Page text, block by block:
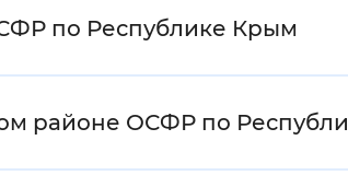
по Республике Крым
районе ОСФР по